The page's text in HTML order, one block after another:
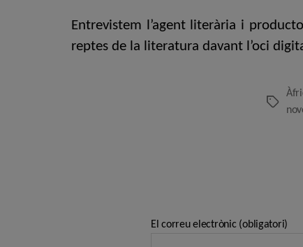
Entrevistem l’agent literària i
reptes de la literatura davant l’oci
Etiquetes
El correu electrònic (obligatori)